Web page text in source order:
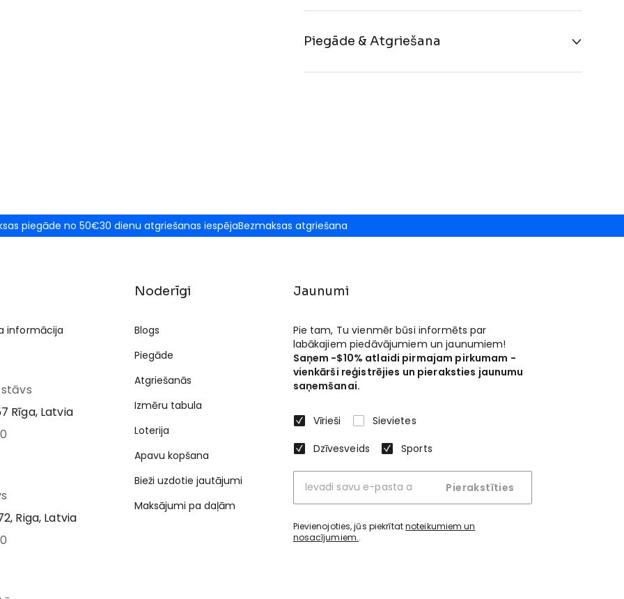
Piegāde & Atgriešana
piegāde no 50€30 dienu atgriešanas iespējaBezmaksas atgriešana
informācija
stāvs
Rīga, Latvia
Riga, Latvia
Noderīgi
Blogs
Piegāde
Atgriešanās
Izmēru tabula
Loterija
Apavu kopšana
Bieži uzdotie jautājumi
Maksājumi pa daļām
Jaunumi
Pie tam, Tu vienmēr būsi informēts par
labākajiem piedāvājumiem un jaunumiem!
Saņem -$10% atlaidi pirmajam pirkumam -
vienkārši reģistrējies un pieraksties jaunumu
saņemšanai.
Vīrieši
Sievietes
Dzīvesveids
Sports
Pierakstīties
Pievienojoties, jūs piekrītatnoteikumiem un
nosacījumiem..